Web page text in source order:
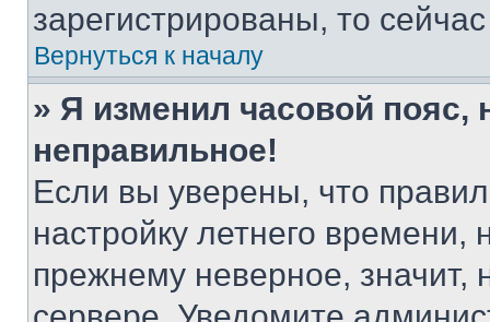
зарегистрированы, то
Вернуться к началу
» Я изменил часовой пояс,
неправильное!
Если вы уверены, что
настройку летнего
прежнему неверное, значит,